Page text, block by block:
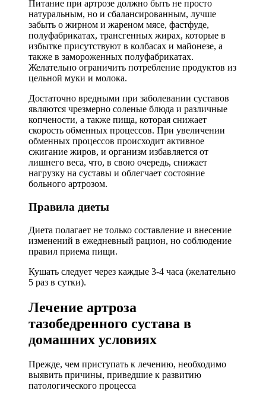
Питание при артрозе должно быть не просто
натуральным, но и сбалансированным, лучше
забыть о жирном и жареном мясе, фастфуде,
полуфабрикатах, трансгенных жирах, которые в
избытке присутствуют в колбасах и майонезе, а
также в замороженных полуфабрикатах.
Желательно ограничить потребление продуктов из
цельной муки и молока.
Достаточно вредными при заболевании суставов
являются чрезмерно соленые блюда и различные
копчености, а также пища, которая снижает
скорость обменных процессов. При увеличении
обменных процессов происходит активное
сжигание жиров, и организм избавляется от
лишнего веса, что, в свою очередь, снижает
нагрузку на суставы и облегчает состояние
больного артрозом.
Правила диеты
Диета полагает не только составление и внесение
изменений в ежедневный рацион, но соблюдение
правил приема пищи.
Кушать следует через каждые 3-4 часа (желательно
5 раз в сутки).
Лечение артроза
тазобедренного сустава в
домашних условиях
Прежде, чем приступать к лечению, необходимо
выявить причины, приведшие к развитию
патологического процесса